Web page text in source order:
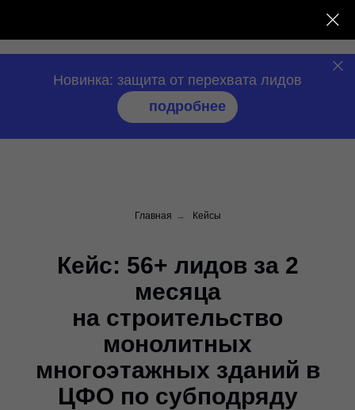
Новинка: защита от перехвата лидов
подробнее
Главная → Кейсы
Кейс: 56+ лидов за 2
месяца
на строительство
монолитных
многоэтажных зданий в
ЦФО по субподряду